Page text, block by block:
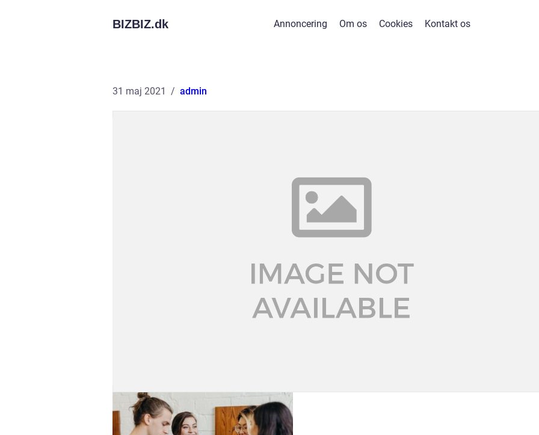
BIZBIZ.dk Annoncering Om os Cookies Kontakt os
31 maj 2021 admin